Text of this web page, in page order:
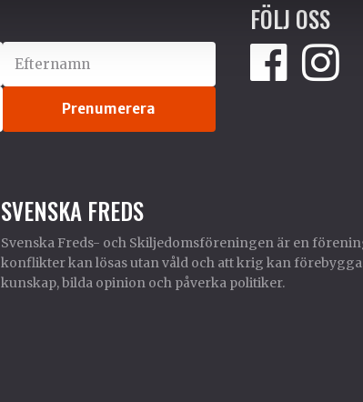
FÖLJ OSS
SVENSKA FREDS
Svenska Freds- och Skiljedomsföreningen är en
konflikter kan lösas utan våld och att krig kan
kunskap, bilda opinion och påverka politiker.